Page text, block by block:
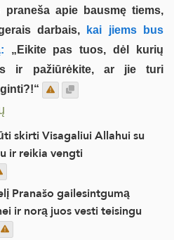
praneša apie bausmę tiems,
darbais, kai jiems bus
„Eikite pas tuos, dėl kurių
ir pažiūrėkite, ar jie turi
skirti Visagaliui Allahui su
ir reikia vengti
Pranašo gailesintgumą
ir norą juos vesti teisingu